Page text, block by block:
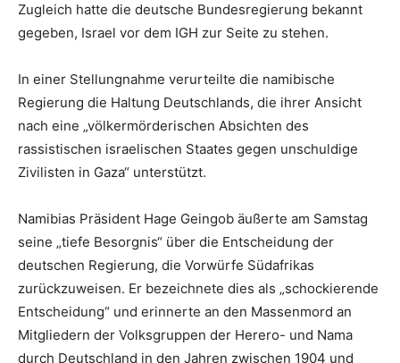
Zugleich hatte die deutsche Bundesregierung bekannt
gegeben, Israel vor dem IGH zur Seite zu stehen.
In einer Stellungnahme verurteilte die namibische
Regierung die Haltung Deutschlands, die ihrer Ansicht
nach eine „völkermörderischen Absichten des
rassistischen israelischen Staates gegen unschuldige
Zivilisten in Gaza“ unterstützt.
Namibias Präsident Hage Geingob äußerte am Samstag
seine „tiefe Besorgnis“ über die Entscheidung der
deutschen Regierung, die Vorwürfe Südafrikas
zurückzuweisen. Er bezeichnete dies als „schockierende
Entscheidung“ und erinnerte an den Massenmord an
Mitgliedern der Volksgruppen der Herero- und Nama
durch Deutschland in den Jahren zwischen 1904 und